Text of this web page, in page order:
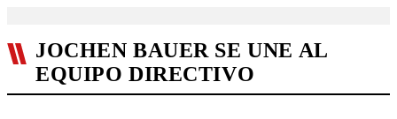
JOCHEN BAUER SE UNE AL
EQUIPO DIRECTIVO